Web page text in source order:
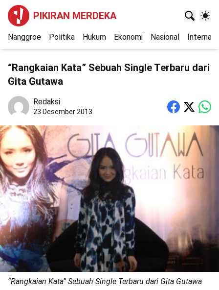
PIKIRAN MERDEKA
Nanggroe Politika Hukum Ekonomi Nasional
“Rangkaian Kata” Sebuah Single Terbaru dari
Gita Gutawa
Redaksi
23 Desember 2013
“Rangkaian Kata” Sebuah Single Terbaru dari Gita Gutawa